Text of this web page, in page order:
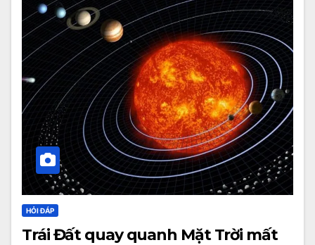
HỎI ĐÁP
Trái Đất quay quanh Mặt Trời mất